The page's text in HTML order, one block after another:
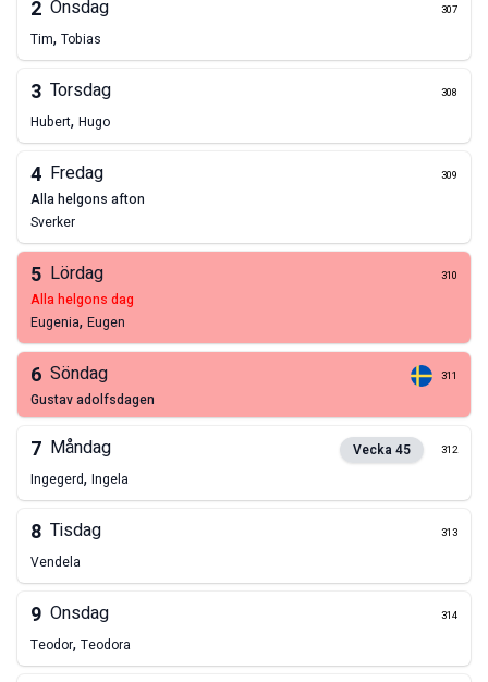
2 Onsdag 307
Tim, Tobias
3 Torsdag 308
Hubert, Hugo
4 Fredag 309
alla helgons afton
Sverker
5 Lördag 310
alla helgons dag
Eugenia, Eugen
6 Söndag 311
gustav adolfsdagen
7 Måndag Vecka45 312
Ingegerd, Ingela
8 Tisdag 313
Vendela
9 Onsdag 314
Teodor, Teodora